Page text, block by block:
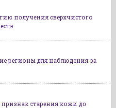
получения сверхчистого
регионы для наблюдения за
старения кожи до